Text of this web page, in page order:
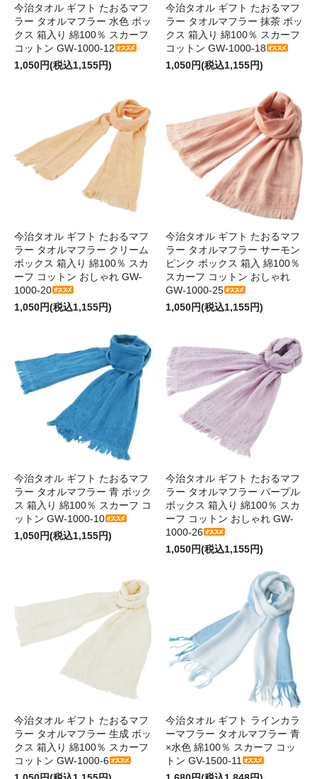
今治タオル ギフト たおるマフ
ラー タオルマフラー 水色 ボッ
クス 箱入り 綿100％ スカーフ
コットン GW-1000-12
1,050円(税込1,155円)
今治タオル ギフト たおるマフ
ラー タオルマフラー 抹茶 ボッ
クス 箱入り 綿100％ スカーフ
コットン GW-1000-18
1,050円(税込1,155円)
今治タオル ギフト たおるマフ
ラー タオルマフラー クリーム
ボックス 箱入り 綿100％ スカ
ーフ コットン おしゃれ GW-
1000-20
1,050円(税込1,155円)
今治タオル ギフト たおるマフ
ラー タオルマフラー サーモン
ピンク ボックス 箱入 綿100％
スカーフ コットン おしゃれ
GW-1000-25
1,050円(税込1,155円)
今治タオル ギフト たおるマフ
ラー タオルマフラー 青 ボック
ス 箱入り 綿100％ スカーフ コ
ットン GW-1000-10
1,050円(税込1,155円)
今治タオル ギフト たおるマフ
ラー タオルマフラー パープル
ボックス 箱入り 綿100％ スカ
ーフ コットン おしゃれ GW-
1000-26
1,050円(税込1,155円)
今治タオル ギフト たおるマフ
ラー タオルマフラー 生成 ボッ
クス 箱入り 綿100％ スカーフ
コットン GW-1000-6
今治タオル ギフト ラインカラ
ーマフラー タオルマフラー 青
×水色 綿100％ スカーフ コッ
トン GV-1500-11